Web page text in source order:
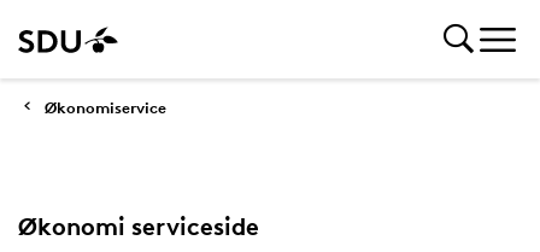
Økonomiservice
Økonomi serviceside